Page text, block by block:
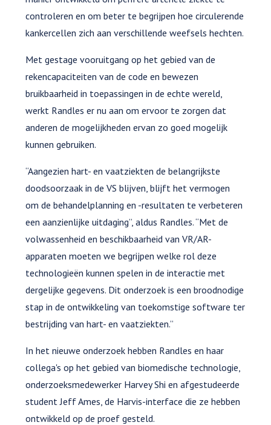
controleren en om beter te begrijpen hoe circulerende
kankercellen zich aan verschillende weefsels hechten.
Met gestage vooruitgang op het gebied van de
rekencapaciteiten van de code en bewezen
bruikbaarheid in toepassingen in de echte wereld,
werkt Randles er nu aan om ervoor te zorgen dat
anderen de mogelijkheden ervan zo goed mogelijk
kunnen gebruiken.
“Aangezien hart- en vaatziekten de belangrijkste
doodsoorzaak in de VS blijven, blijft het vermogen
om de behandelplanning en -resultaten te verbeteren
een aanzienlijke uitdaging”, aldus Randles. “Met de
volwassenheid en beschikbaarheid van VR/AR-
apparaten moeten we begrijpen welke rol deze
technologieën kunnen spelen in de interactie met
dergelijke gegevens. Dit onderzoek is een broodnodige
stap in de ontwikkeling van toekomstige software ter
bestrijding van hart- en vaatziekten.”
In het nieuwe onderzoek hebben Randles en haar
collega's op het gebied van biomedische technologie,
onderzoeksmedewerker Harvey Shi en afgestudeerde
student Jeff Ames, de Harvis-interface die ze hebben
ontwikkeld op de proef gesteld.